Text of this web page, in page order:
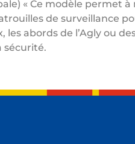
« Ce modèle permet à
de surveillance
abords de l’Agly ou
sécurité.